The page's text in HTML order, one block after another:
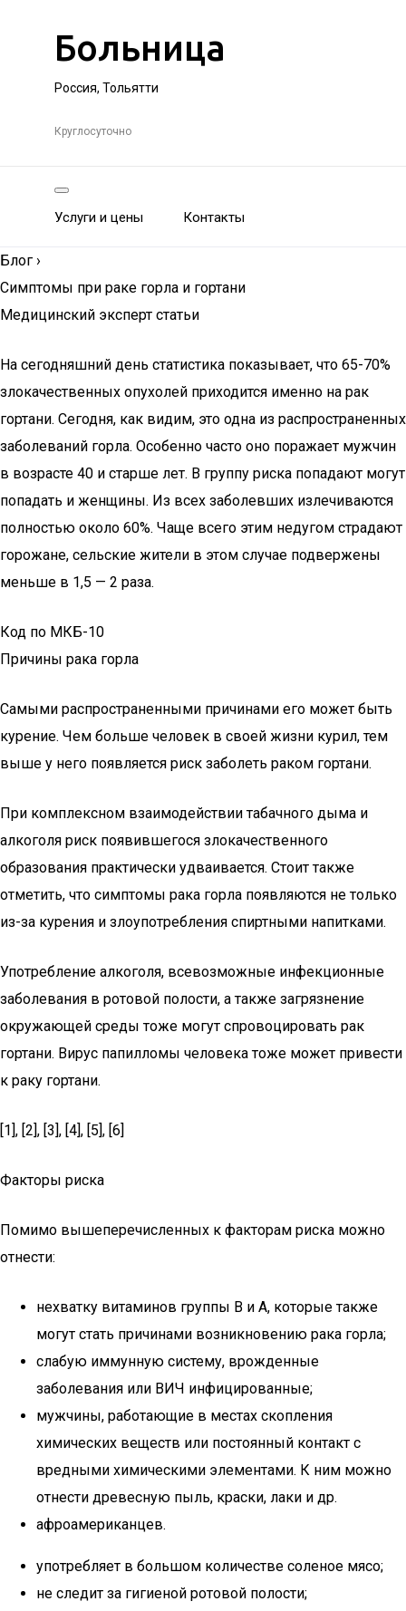
Больница
Россия, Тольятти
Круглосуточно
Услуги и цены Контакты
Блог ›
Симптомы при раке горла и гортани
Медицинский эксперт статьи
На сегодняшний день статистика показывает, что 65-70%
злокачественных опухолей приходится именно на рак
гортани. Сегодня, как видим, это одна из распространенных
заболеваний горла. Особенно часто оно поражает мужчин
в возрасте 40 и старше лет. В группу риска попадают могут
попадать и женщины. Из всех заболевших излечиваются
полностью около 60%. Чаще всего этим недугом страдают
горожане, сельские жители в этом случае подвержены
меньше в 1,5 — 2 раза.
Код по МКБ-10
Причины рака горла
Самыми распространенными причинами его может быть
курение. Чем больше человек в своей жизни курил, тем
выше у него появляется риск заболеть раком гортани.
При комплексном взаимодействии табачного дыма и
алкоголя риск появившегося злокачественного
образования практически удваивается. Стоит также
отметить, что симптомы рака горла появляются не только
из-за курения и злоупотребления спиртными напитками.
Употребление алкоголя, всевозможные инфекционные
заболевания в ротовой полости, а также загрязнение
окружающей среды тоже могут спровоцировать рак
гортани. Вирус папилломы человека тоже может привести
к раку гортани.
[1], [2], [3], [4], [5], [6]
Факторы риска
Помимо вышеперечисленных к факторам риска можно
отнести:
нехватку витаминов группы В и А, которые также
могут стать причинами возникновению рака горла;
слабую иммунную систему, врожденные
заболевания или ВИЧ инфицированные;
мужчины, работающие в местах скопления
химических веществ или постоянный контакт с
вредными химическими элементами. К ним можно
отнести древесную пыль, краски, лаки и др.
афроамериканцев.
употребляет в большом количестве соленое мясо;
не следит за гигиеной ротовой полости;